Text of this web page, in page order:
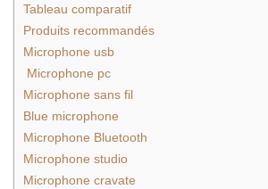
Tableau comparatif
Produits recommandés
Microphone usb
Microphone pc
Microphone sans fil
Blue microphone
Microphone Bluetooth
Microphone studio
Microphone cravate